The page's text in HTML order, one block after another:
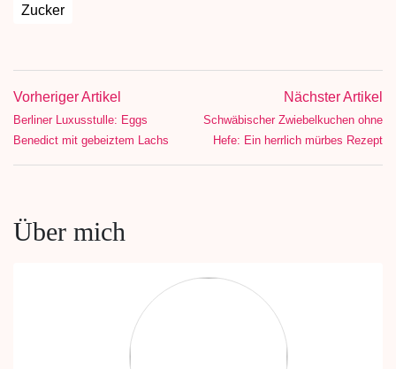
Zucker
Vorheriger Artikel
Berliner Luxusstulle: Eggs
Benedict mit gebeiztem Lachs
Nächster Artikel
Schwäbischer Zwiebelkuchen ohne
Hefe: Ein herrlich mürbes Rezept
Über mich